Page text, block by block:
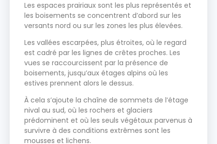
Les espaces prairiaux sont les plus représentés et
les boisements se concentrent d’abord sur les
versants nord ou sur les zones les plus élevées.
Les vallées escarpées, plus étroites, où le regard
est cadré par les lignes de crêtes proches. Les
vues se raccourcissent par la présence de
boisements, jusqu’aux étages alpins où les
estives prennent alors le dessus.
À cela s’ajoute la chaîne de sommets de l’étage
nival au sud, où les rochers et glaciers
prédominent et où les seuls végétaux parvenus à
survivre à des conditions extrêmes sont les
mousses et lichens.